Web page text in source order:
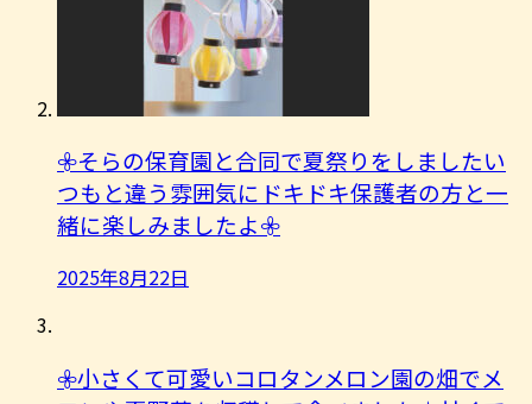
𖧷そらの保育園と合同で夏祭りをしましたい
つもと違う雰囲気にドキドキ保護者の方と一
緒に楽しみましたよ︎𖧷
2025年8月22日
𖧷小さくて可愛いコロタンメロン園の畑でメ